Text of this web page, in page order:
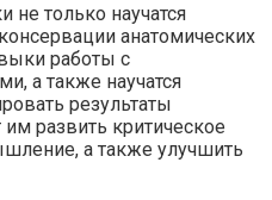
не только научатся
анатомических
работы с
а также научатся
результаты
развить критическое
а также улучшить